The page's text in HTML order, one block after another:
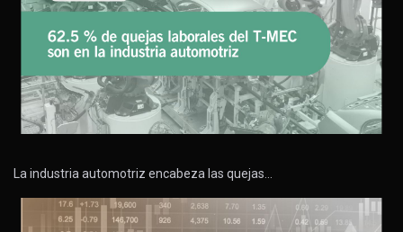
La industria automotriz encabeza las quejas…